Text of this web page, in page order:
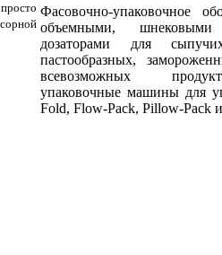
Фасовочно-упаковочное
объемными,
дозаторами для
пастообразных,
всевозможных
упаковочные машины для
Fold, Flow-Pack, Pillow-Pack